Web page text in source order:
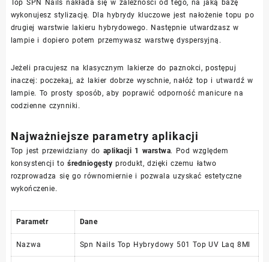
Top SPN Nails nakłada się w zależności od tego, na jaką bazę
wykonujesz stylizację. Dla hybrydy kluczowe jest nałożenie topu po
drugiej warstwie lakieru hybrydowego. Następnie utwardzasz w
lampie i dopiero potem przemywasz warstwę dyspersyjną.
Jeżeli pracujesz na klasycznym lakierze do paznokci, postępuj
inaczej: poczekaj, aż lakier dobrze wyschnie, nałóż top i utwardź w
lampie. To prosty sposób, aby poprawić odporność manicure na
codzienne czynniki.
Najważniejsze parametry aplikacji
Top jest przewidziany do aplikacji 1 warstwa. Pod względem
konsystencji tośredniogęsty produkt, dzięki czemu łatwo
rozprowadza się go równomiernie i pozwala uzyskać estetyczne
wykończenie.
Parametr Dane
Nazwa Spn Nails Top Hybrydowy 501 Top UV Laq 8Ml